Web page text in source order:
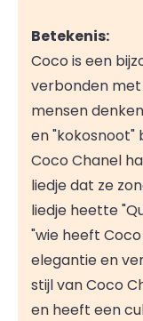
Betekenis:
Coco is een
verbonden
mensen
en "kokosnoot"
Coco Chanel
liedje dat ze
liedje heette
"wie heeft
elegantie en
stijl van Coco
en heeft een